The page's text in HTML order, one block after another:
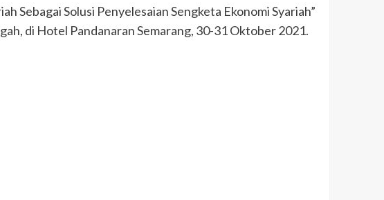
Sebagai Solusi Penyelesaian Sengketa Ekonomi Syariah”
di Hotel Pandanaran Semarang, 30-31 Oktober 2021.